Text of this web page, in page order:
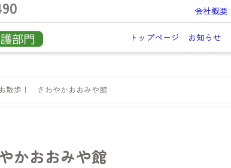
会社概要
トップページ お知らせ
散歩！ さわやかおおみや館
かおおみや館